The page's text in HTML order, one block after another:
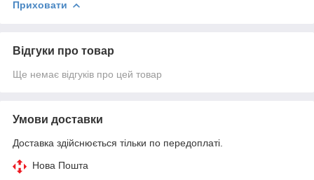
Приховати
Відгуки про товар
Ще немає відгуків про цей товар
Умови доставки
Доставка здійснюється тільки по передоплаті.
Нова Пошта